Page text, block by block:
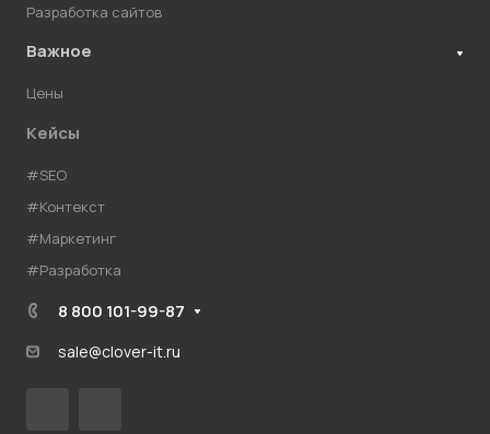
Разработка сайтов
Важное
Цены
Кейсы
#SEO
#Контекст
#Маркетинг
#Разработка
8 800 101-99-87
sale@clover-it.ru